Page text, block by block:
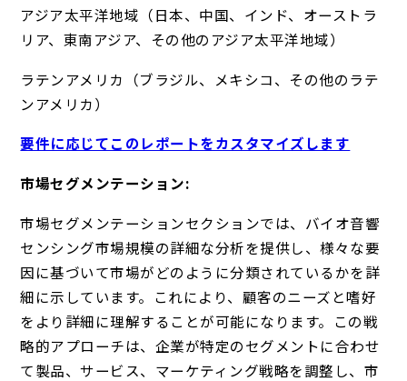
アジア太平洋地域（日本、中国、インド、オーストラ
リア、東南アジア、その他のアジア太平洋地域）
ラテンアメリカ（ブラジル、メキシコ、その他のラテ
ンアメリカ）
要件に応じてこのレポートをカスタマイズします
市場セグメンテーション:
市場セグメンテーションセクションでは、バイオ音響
センシング市場規模の詳細な分析を提供し、様々な要
因に基づいて市場がどのように分類されているかを詳
細に示しています。これにより、顧客のニーズと嗜好
をより詳細に理解することが可能になります。この戦
略的アプローチは、企業が特定のセグメントに合わせ
て製品、サービス、マーケティング戦略を調整し、市